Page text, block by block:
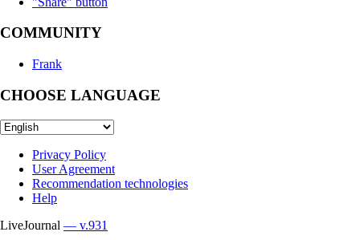
COMMUNITY
Frank
CHOOSE LANGUAGE
Privacy Policy
User Agreement
Recommendation technologies
Help
LiveJournal — v.931